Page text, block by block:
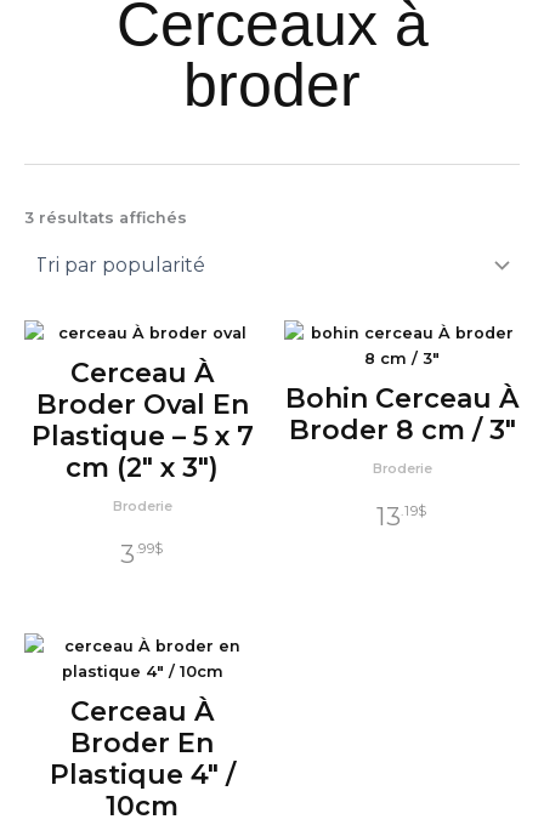
Cerceaux à
broder
3 résultats affichés
Cerceau À
Broder Oval En
Plastique – 5 x 7
cm (2″ x 3″)
Broderie
3 .99$
Bohin Cerceau À
Broder 8 cm / 3″
Broderie
13.19$
Cerceau À
Broder En
Plastique 4″ /
10cm